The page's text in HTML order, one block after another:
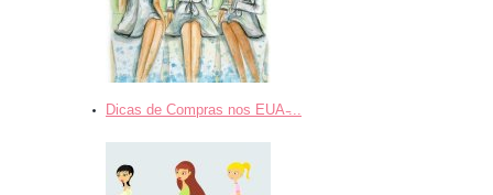
Dicas de Compras nos EUA ̵...